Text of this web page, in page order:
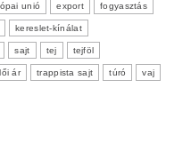
unió export fogyasztás
kereslet-kínálat
sajt tej tejföl
ár trappista sajt túró vaj